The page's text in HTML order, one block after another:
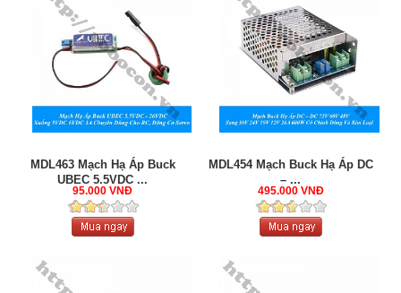
MDL463 Mạch Hạ Áp Buck
UBEC 5.5VDC ...
95.000 VNĐ
MDL454 Mạch Buck Hạ Áp DC
– ...
495.000 VNĐ